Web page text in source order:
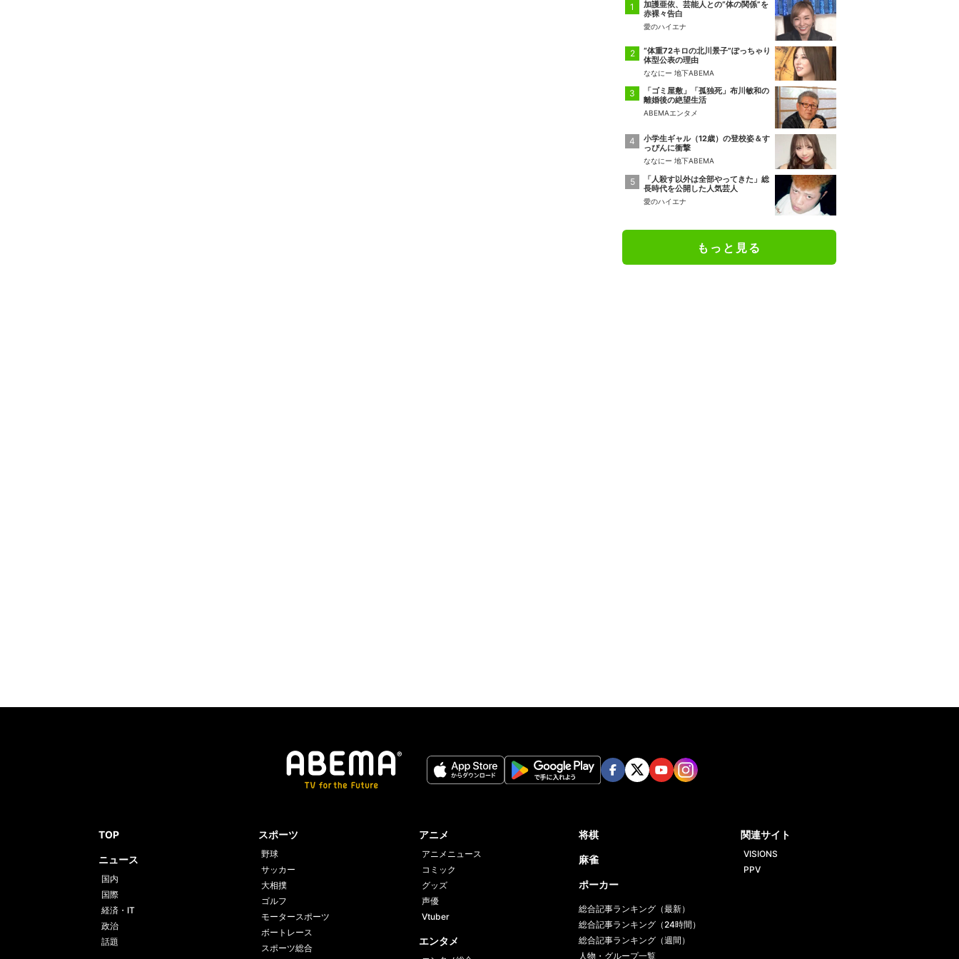
加護亜依、芸能人との“体の関係”を
赤裸々告白
愛のハイエナ
“体重72キロの北川景子”ぽっちゃり
体型公表の理由
ななにー 地下ABEMA
「ゴミ屋敷」「孤独死」布川敏和の
離婚後の絶望生活
ABEMAエンタメ
小学生ギャル（12歳）の登校姿＆す
っぴんに衝撃
ななにー 地下ABEMA
「人殺す以外は全部やってきた」総
長時代を公開した人気芸人
愛のハイエナ
もっと見る
TOP
ニュース
国内
国際
経済・IT
政治
話題
スポーツ
野球
サッカー
大相撲
ゴルフ
モータースポーツ
ボートレース
スポーツ総合
アニメ
アニメニュース
コミック
グッズ
声優
Vtuber
エンタメ
将棋
麻雀
ポーカー
総合記事ランキング（最新）
総合記事ランキング（24時間）
総合記事ランキング（週間）
人物・グループ一覧
関連サイト
VISIONS
PPV